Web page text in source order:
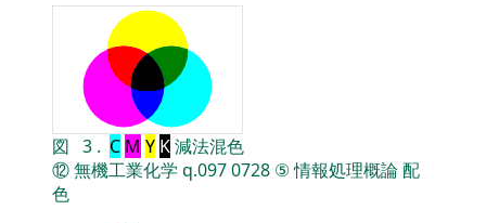
図 3 . C M Y K減法混色
⑫無機工業化学 q.0970728 ⑤情報処理概論配
色